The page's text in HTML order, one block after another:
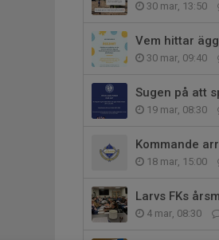
30 mar, 13:50
Vem hittar
30 mar, 09:40
Sugen på att
19 mar, 08:30
Kommande
18 mar, 15:00
Larvs FKs
4 mar, 08:30